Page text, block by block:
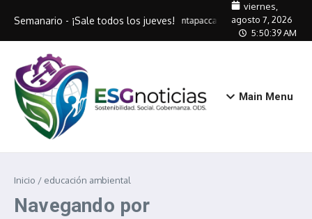
Semanario - ¡Sale todos los jueves!
Antapaccay capacitará a 320
viernes,
agosto 7, 2026
5:50:40 AM
Main Menu
Inicio / educación ambiental
Navegando por